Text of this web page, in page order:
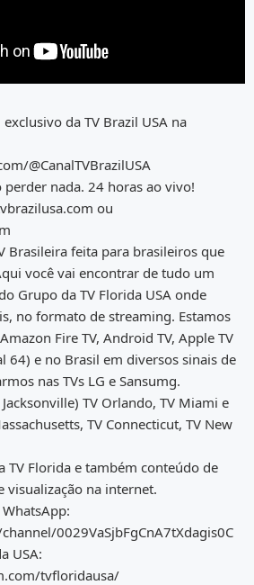
da TV Brazil USA na
@CanalTVBrazilUSA
nada. 24 horas ao vivo!
ou
Brasileira feita para brasileiros que
você vai encontrar de tudo um
Grupo da TV Florida USA onde
no formato de streaming. Estamos
Fire TV, Android TV, Apple TV
64) e no Brasil em diversos sinais de
nas TVs LG e Sansumg.
TV Orlando, TV Miami e
TV Connecticut, TV New
TV Florida e também conteúdo de
visualização na internet.
0029VaSjbFgCnA7tXdagis0C
USA:
tvfloridausa/